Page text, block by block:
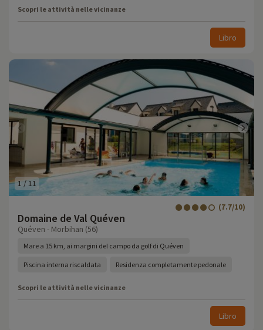
Scopri le attività nelle vicinanze
Libro
1/11
Domaine de Val Quéven
(7.7/10)
Quéven - Morbihan (56)
Mare a 15 km, ai margini del campo da golf di Quéven
Piscina interna riscaldata Residenza completamente pedonale
Scopri le attività nelle vicinanze
Libro